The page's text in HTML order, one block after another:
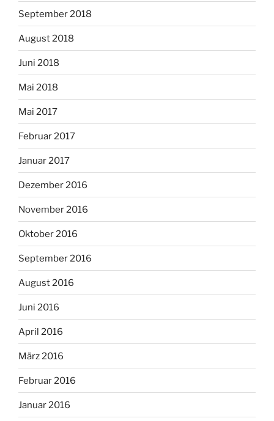
September 2018
August 2018
Juni 2018
Mai 2018
Mai 2017
Februar 2017
Januar 2017
Dezember 2016
November 2016
Oktober 2016
September 2016
August 2016
Juni 2016
April 2016
März 2016
Februar 2016
Januar 2016